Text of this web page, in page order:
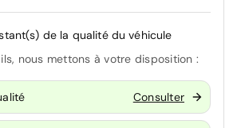
de la qualité du véhicule
nous mettons à votre disposition :
Consulter